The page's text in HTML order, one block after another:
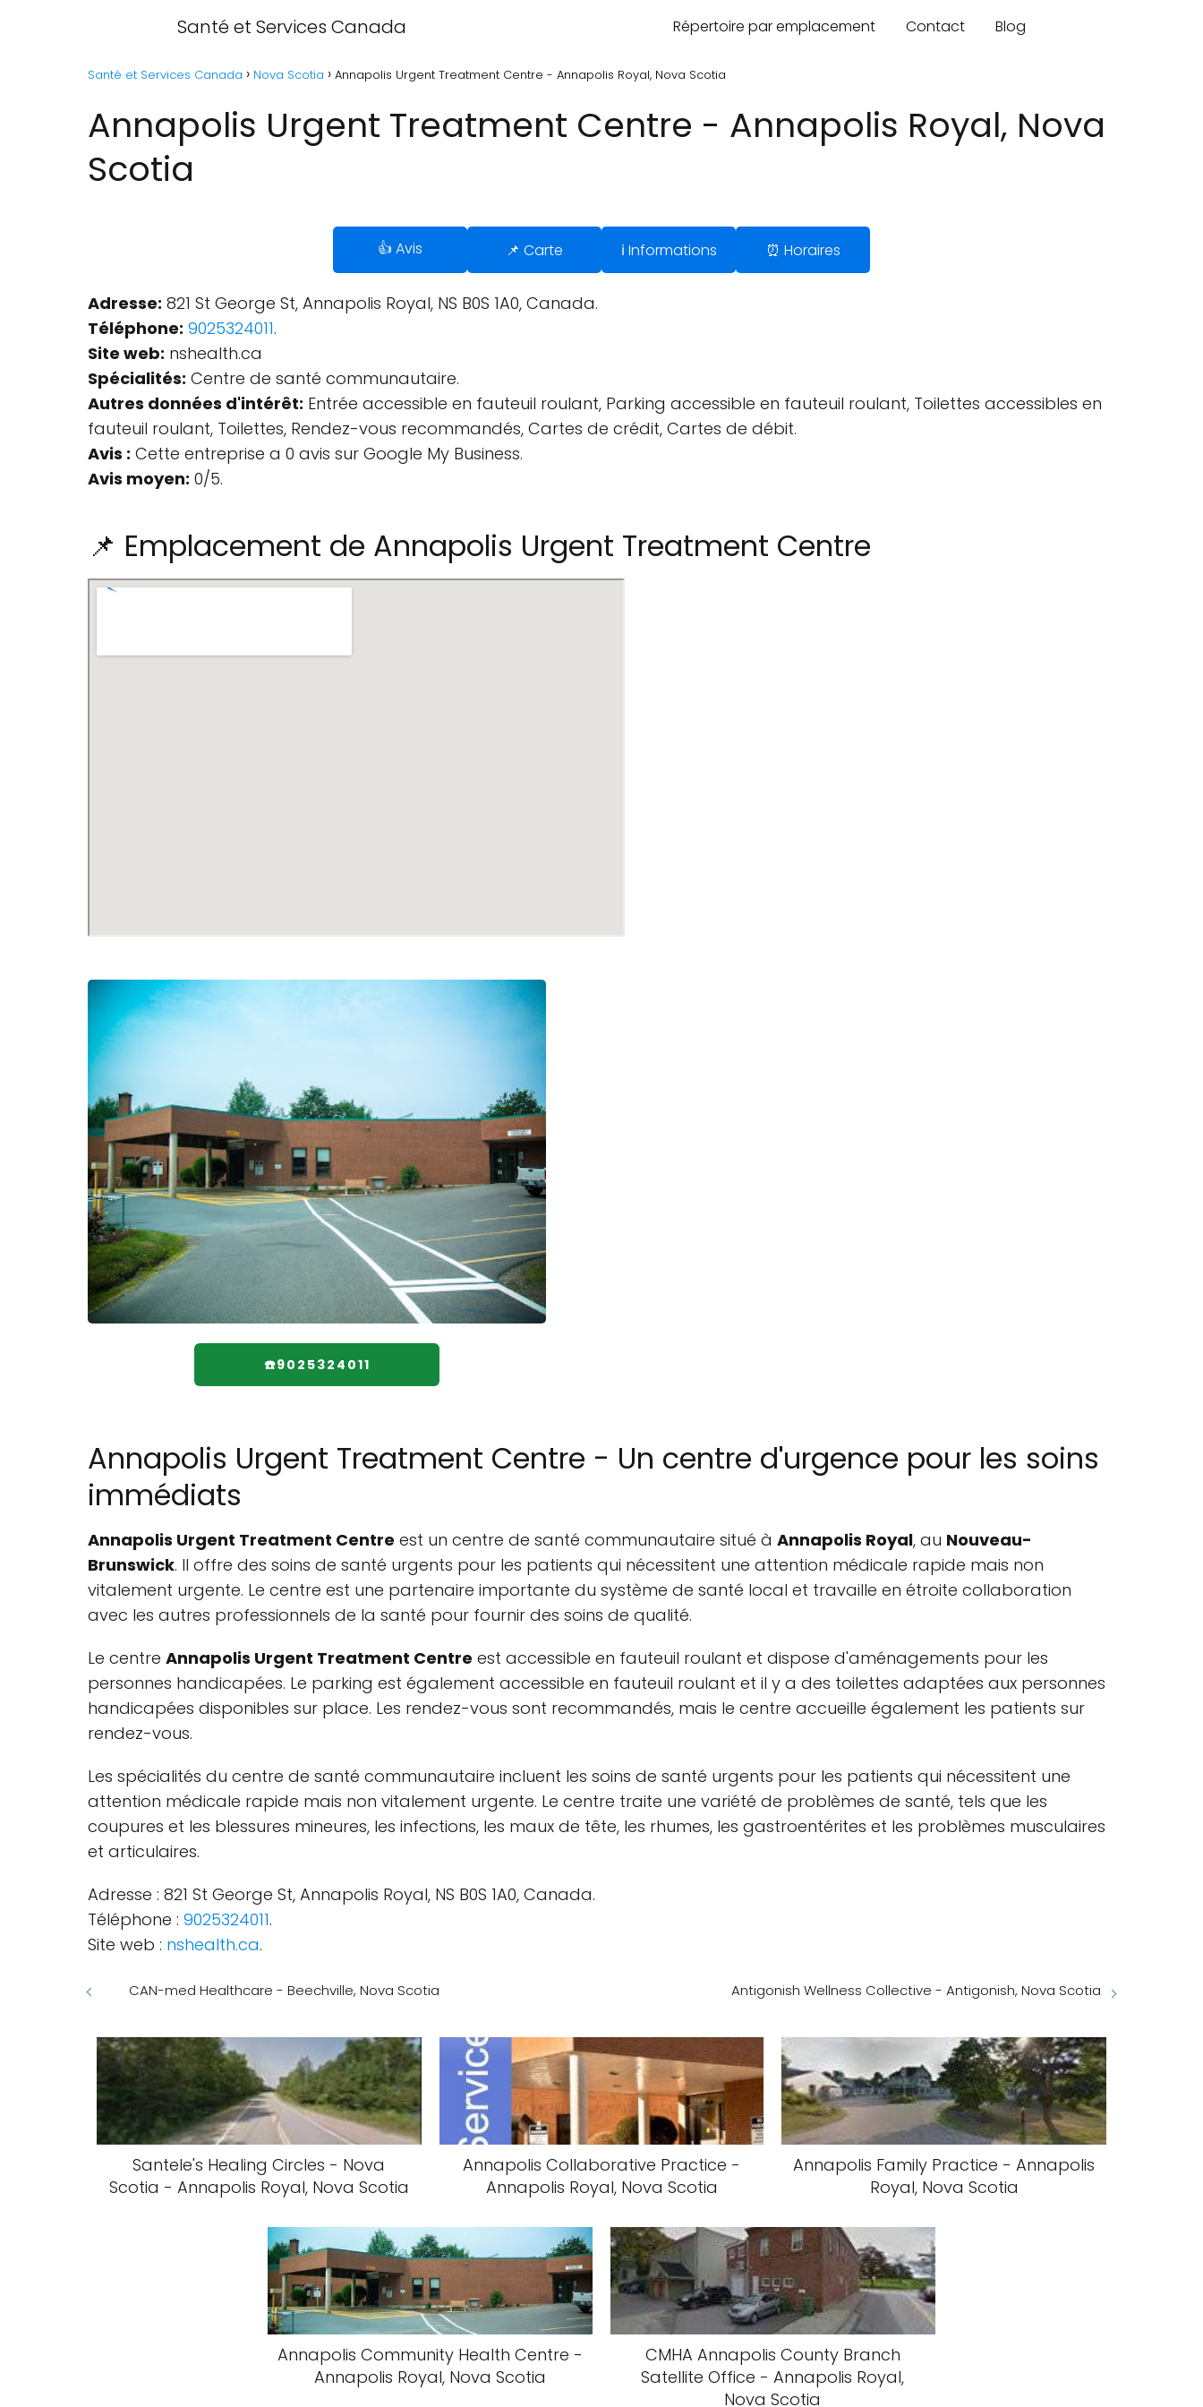
Santé et Services Canada Répertoire par emplacement Contact Blog
Santé et Services Canada Nova Scotia Annapolis Urgent Treatment Centre - Annapolis Royal, Nova Scotia
Annapolis Urgent Treatment Centre - Annapolis Royal, Nova
Scotia
👍 Avis 📌 Carte ℹ️ Informations ⏰ Horaires
Adresse: 821 St George St, Annapolis Royal, NS B0S 1A0, Canada.
Téléphone: 9025324011.
Site web: nshealth.ca
Spécialités: Centre de santé communautaire.
Autres données d'intérêt: Entrée accessible en fauteuil roulant, Parking accessible en fauteuil roulant, Toilettes accessibles en
fauteuil roulant, Toilettes, Rendez-vous recommandés, Cartes de crédit, Cartes de débit.
Avis : Cette entreprise a 0 avis sur Google My Business.
Avis moyen: 0/5.
📌 Emplacement de Annapolis Urgent Treatment Centre
☎️9025324011
Annapolis Urgent Treatment Centre - Un centre d'urgence pour les soins
immédiats
Annapolis Urgent Treatment Centre est un centre de santé communautaire situé à Annapolis Royal, au Nouveau-
Brunswick. Il offre des soins de santé urgents pour les patients qui nécessitent une attention médicale rapide mais non
vitalement urgente. Le centre est une partenaire importante du système de santé local et travaille en étroite collaboration
avec les autres professionnels de la santé pour fournir des soins de qualité.
Le centre Annapolis Urgent Treatment Centre est accessible en fauteuil roulant et dispose d'aménagements pour les
personnes handicapées. Le parking est également accessible en fauteuil roulant et il y a des toilettes adaptées aux personnes
handicapées disponibles sur place. Les rendez-vous sont recommandés, mais le centre accueille également les patients sur
rendez-vous.
Les spécialités du centre de santé communautaire incluent les soins de santé urgents pour les patients qui nécessitent une
attention médicale rapide mais non vitalement urgente. Le centre traite une variété de problèmes de santé, tels que les
coupures et les blessures mineures, les infections, les maux de tête, les rhumes, les gastroentérites et les problèmes musculaires
et articulaires.
Adresse : 821 St George St, Annapolis Royal, NS B0S 1A0, Canada.
Téléphone : 9025324011.
Site web : nshealth.ca.
CAN-med Healthcare - Beechville, Nova Scotia Antigonish Wellness Collective - Antigonish, Nova Scotia
Santele's Healing Circles - Nova
Scotia - Annapolis Royal, Nova Scotia
Annapolis Collaborative Practice -
Annapolis Royal, Nova Scotia
Annapolis Family Practice - Annapolis
Royal, Nova Scotia
Annapolis Community Health Centre -
Annapolis Royal, Nova Scotia
CMHA Annapolis County Branch
Satellite Office - Annapolis Royal,
Nova Scotia